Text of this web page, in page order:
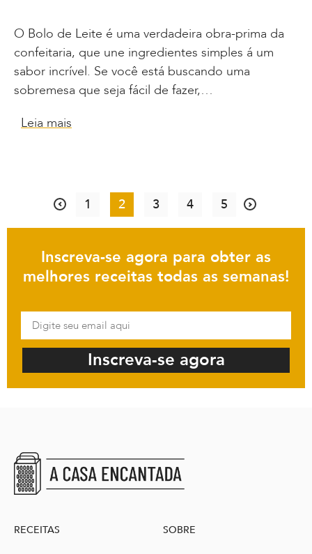
O Bolo de Leite é uma verdadeira obra-prima da
confeitaria, que une ingredientes simples á um
sabor incrível. Se você está buscando uma
sobremesa que seja fácil de fazer,…
Leia mais
1 2 3 4 5
Inscreva-se agora para obter as
melhores receitas todas as semanas!
Inscreva-se agora
RECEITAS SOBRE